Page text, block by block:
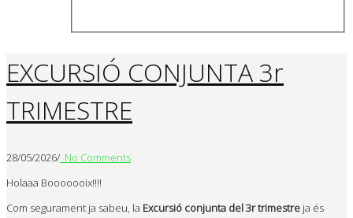
EXCURSIÓ CONJUNTA 3r
TRIMESTRE
28/05/2026/ No Comments
Holaaa Booooooix!!!!
Com segurament ja sabeu, la Excursió conjunta del 3r trimestre ja és